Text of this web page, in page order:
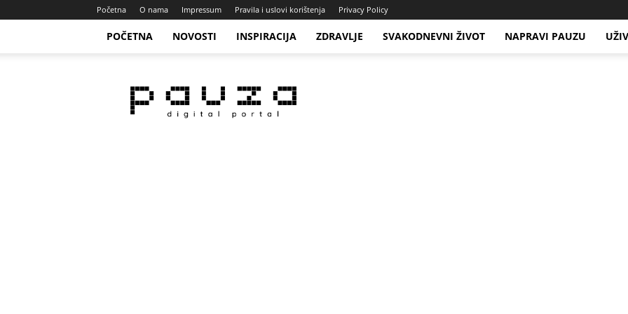
Početna O nama Impressum Pravila i uslovi korištenja Privacy Policy
POČETNA NOVOSTI INSPIRACIJA ZDRAVLJE SVAKODNEVNI ŽIVOT NAPRAVI PAUZU
Portal